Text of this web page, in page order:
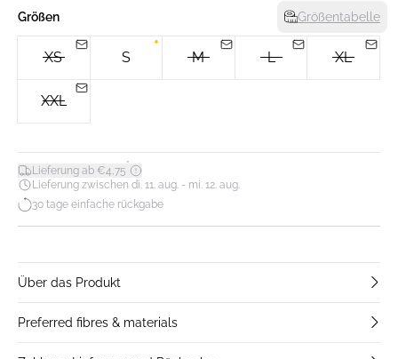
Größen Größentabelle
XS S M L XL
XXL
Lieferung ab €4,75*
Lieferung zwischen di. 11. aug. - mi. 12. aug.
30 tage einfache rückgabe
Über das Produkt
Preferred fibres & materials